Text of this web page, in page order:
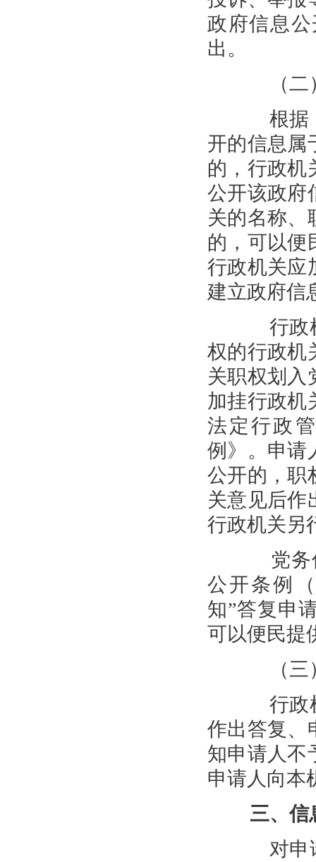
政府信息
出。
（二）
根据《
开的信息属
的，行政机
公开该政府
关的名称、
的，可以便
行政机关应
建立政府信
行政机
权的行政机
关职权划入
加挂行政机
法定行政
例》。申请
公开的，职
关意见后作
行政机关另
党务信
公开条例
知”答复申
可以便民提
（三）
行政机
作出答复、
知申请人不
申请人向本
三、信
对申请